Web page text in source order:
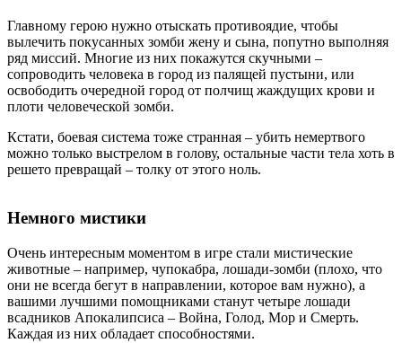
Главному герою нужно отыскать противоядие, чтобы
вылечить покусанных зомби жену и сына, попутно выполняя
ряд миссий. Многие из них покажутся скучными –
сопроводить человека в город из палящей пустыни, или
освободить очередной город от полчищ жаждущих крови и
плоти человеческой зомби.
Кстати, боевая система тоже странная – убить немертвого
можно только выстрелом в голову, остальные части тела хоть в
решето превращай – толку от этого ноль.
Немного мистики
Очень интересным моментом в игре стали мистические
животные – например, чупокабра, лошади-зомби (плохо, что
они не всегда бегут в направлении, которое вам нужно), а
вашими лучшими помощниками станут четыре лошади
всадников Апокалипсиса – Война, Голод, Мор и Смерть.
Каждая из них обладает способностями.